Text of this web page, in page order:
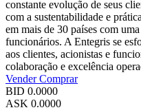
constante evolução de seus
com a sustentabilidade e
em mais de 30 países com
funcionários. A Entegris se
aos clientes, acionistas e
colaboração e excelência
VenderComprar
BID 0.0000
ASK 0.0000